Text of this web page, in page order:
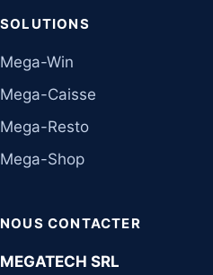
SOLUTIONS
Mega-Win
Mega-Caisse
Mega-Resto
Mega-Shop
NOUS CONTACTER
MEGATECH SRL